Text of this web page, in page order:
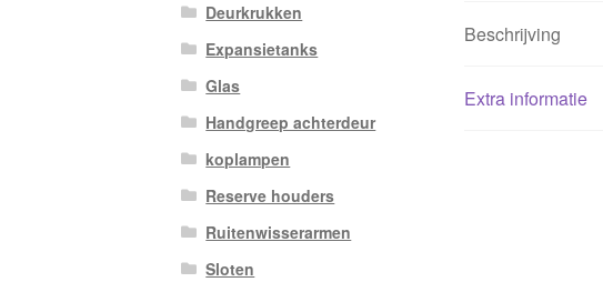
Beschrijving
Extra informatie
Deurkrukken
Expansietanks
Glas
Handgreep achterdeur
koplampen
Reserve houders
Ruitenwisserarmen
Sloten